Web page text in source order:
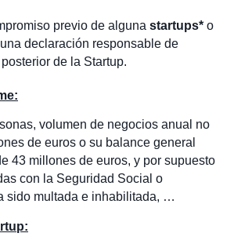
previo de alguna startups* o
declaración responsable de
de la Startup.
volumen de negocios anual no
de euros o su balance general
43 millones de euros, y por supuesto
con la Seguridad Social o
sido multada e inhabilitada, …